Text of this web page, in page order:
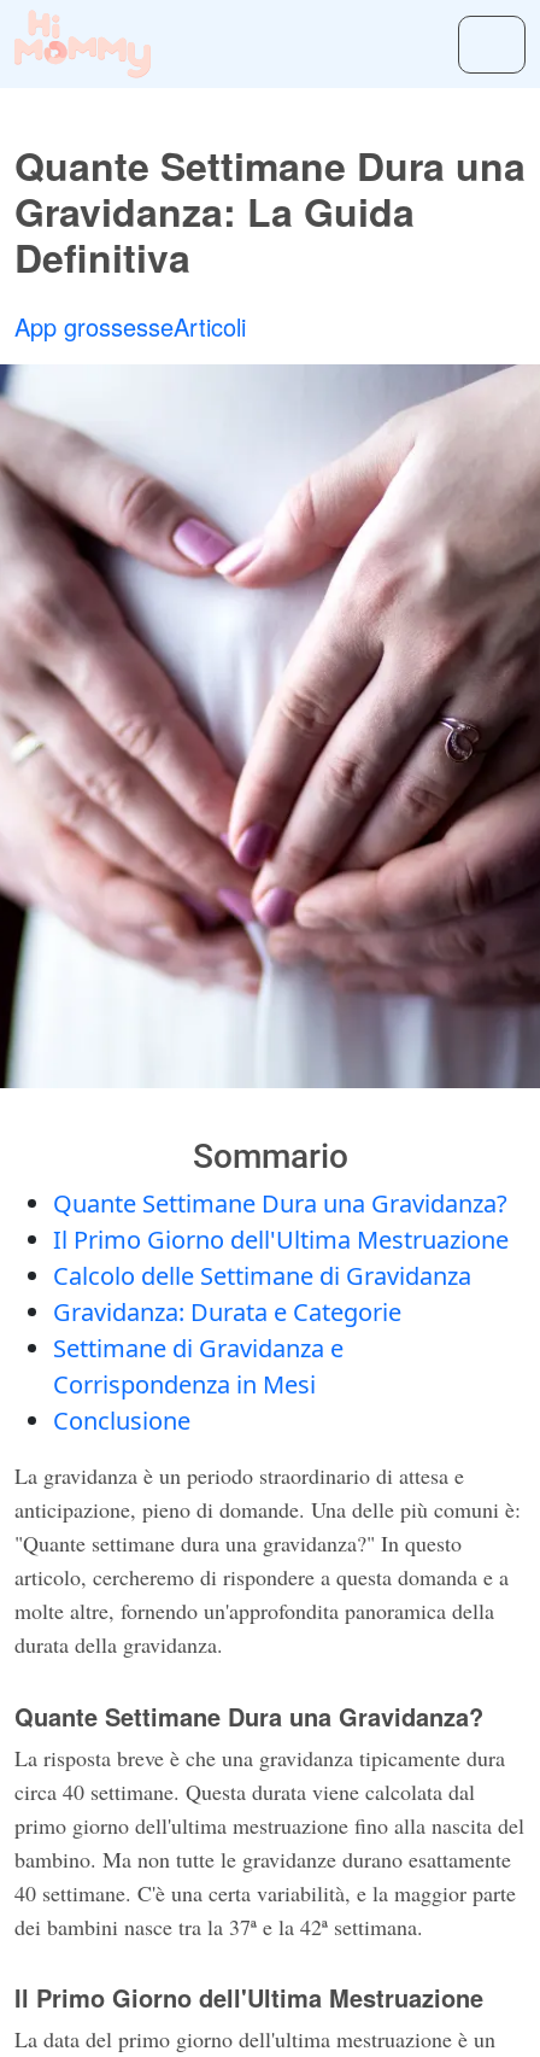
Quante Settimane Dura una
Gravidanza: La Guida
Definitiva
App grossesseArticoli
Sommario
Quante Settimane Dura una Gravidanza?
Il Primo Giorno dell'Ultima Mestruazione
Calcolo delle Settimane di Gravidanza
Gravidanza: Durata e Categorie
Settimane di Gravidanza e
Corrispondenza in Mesi
Conclusione
La gravidanza è un periodo straordinario di attesa e
anticipazione, pieno di domande. Una delle più comuni è:
"Quante settimane dura una gravidanza?" In questo
articolo, cercheremo di rispondere a questa domanda e a
molte altre, fornendo un'approfondita panoramica della
durata della gravidanza.
Quante Settimane Dura una Gravidanza?
La risposta breve è che una gravidanza tipicamente dura
circa 40 settimane. Questa durata viene calcolata dal
primo giorno dell'ultima mestruazione fino alla nascita del
bambino. Ma non tutte le gravidanze durano esattamente
40 settimane. C'è una certa variabilità, e la maggior parte
dei bambini nasce tra la 37ª e la 42ª settimana.
Il Primo Giorno dell'Ultima Mestruazione
La data del primo giorno dell'ultima mestruazione è un